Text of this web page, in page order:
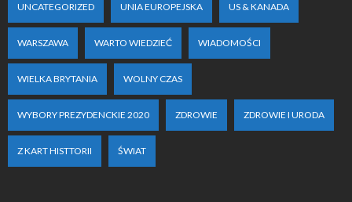
UNCATEGORIZED UNIA EUROPEJSKA US & KANADA
WARSZAWA WARTO WIEDZIEĆ WIADOMOŚCI
WIELKA BRYTANIA WOLNY CZAS
WYBORY PREZYDENCKIE 2020 ZDROWIE ZDROWIE I URODA
Z KART HISTTORII ŚWIAT